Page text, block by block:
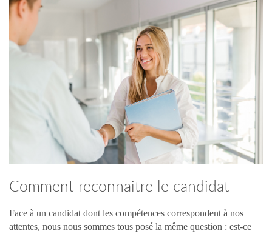
Comment reconnaitre le candidat
idéal ?
Face à un candidat dont les compétences correspondent à nos
attentes, nous nous sommes tous posé la même question : est-ce